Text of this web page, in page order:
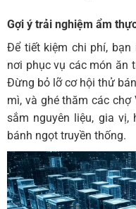
Gợi ý trải nghiệm ẩm
Để tiết kiệm chi phí,
nơi phục vụ các món ăn
Đừng bỏ lỡ cơ hội thử
mì, và ghé thăm các chợ
sắm nguyên liệu, gia vị,
bánh ngọt truyền thống.